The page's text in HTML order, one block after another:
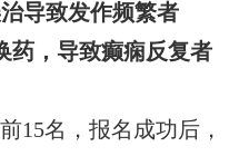
导致发作频繁者
，导致癫痫反复者
15名，报名成功后，